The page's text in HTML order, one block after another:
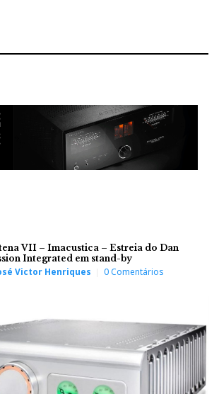
VII – Imacustica – Estreia do Dan
Integrated em stand-by
Victor Henriques 0 Comentários